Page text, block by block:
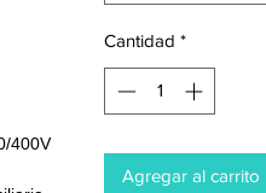
400V
Cantidad *
Agregar al carrito